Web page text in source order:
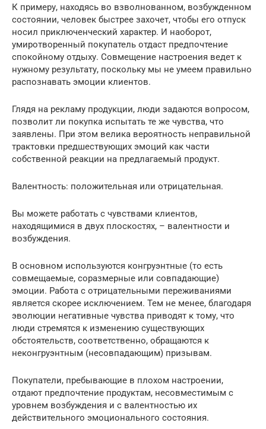
К примеру, находясь во взволнованном, возбужденном
состоянии, человек быстрее захочет, чтобы его отпуск
носил приключенческий характер. И наоборот,
умиротворенный покупатель отдаст предпочтение
спокойному отдыху. Совмещение настроения ведет к
нужному результату, поскольку мы не умеем правильно
распознавать эмоции клиентов.
Глядя на рекламу продукции, люди задаются вопросом,
позволит ли покупка испытать те же чувства, что
заявлены. При этом велика вероятность неправильной
трактовки предшествующих эмоций как части
собственной реакции на предлагаемый продукт.
Валентность: положительная или отрицательная.
Вы можете работать с чувствами клиентов,
находящимися в двух плоскостях, – валентности и
возбуждения.
В основном используются конгруэнтные (то есть
совмещаемые, соразмерные или совпадающие)
эмоции. Работа с отрицательными переживаниями
является скорее исключением. Тем не менее, благодаря
эволюции негативные чувства приводят к тому, что
люди стремятся к изменению существующих
обстоятельств, соответственно, обращаются к
неконгруэнтным (несовпадающим) призывам.
Покупатели, пребывающие в плохом настроении,
отдают предпочтение продуктам, несовместимым с
уровнем возбуждения и с валентностью их
действительного эмоционального состояния.